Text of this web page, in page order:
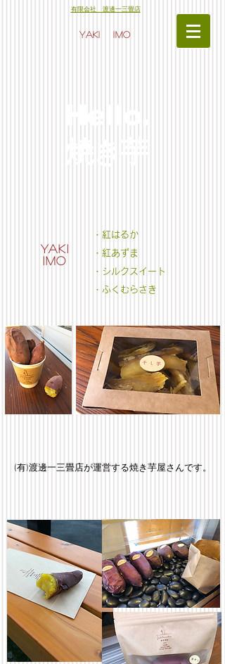
​有限会社 渡邊一三畳店
YAKI IMO
Hello.
焼き芋
YAKI
IMO
・紅はるか
・紅あずま
・シルクスイート
・ふくむらさき
​(有)渡邊一三畳店が運営する焼き芋屋さんです。